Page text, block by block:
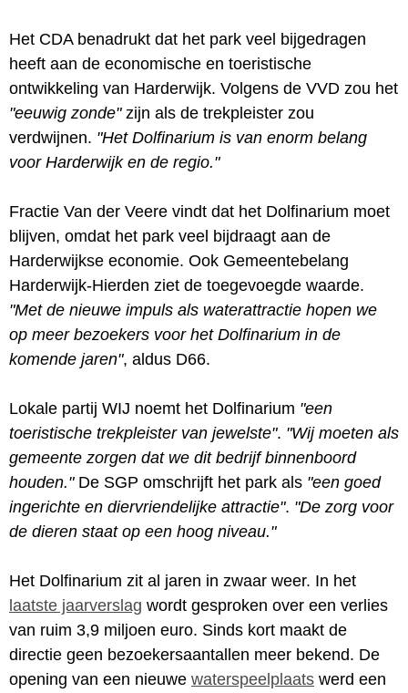
Het CDA benadrukt dat het park veel bijgedragen
heeft aan de economische en toeristische
ontwikkeling van Harderwijk. Volgens de VVD zou het
"eeuwig zonde"zijn als de trekpleister zou
verdwijnen. "Het Dolfinarium is van enorm belang
voor Harderwijk en de regio."
Fractie Van der Veere vindt dat het Dolfinarium moet
blijven, omdat het park veel bijdraagt aan de
Harderwijkse economie. Ook Gemeentebelang
Harderwijk-Hierden ziet de toegevoegde waarde.
"Met de nieuwe impuls als waterattractie hopen we
op meer bezoekers voor het Dolfinarium in de
komende jaren", aldus D66.
Lokale partij WIJ noemt het Dolfinarium "een
toeristische trekpleister van jewelste". "Wij moeten als
gemeente zorgen dat we dit bedrijf binnenboord
houden."De SGP omschrijft het park als "een goed
ingerichte en diervriendelijke attractie". "De zorg voor
de dieren staat op een hoog niveau."
Het Dolfinarium zit al jaren in zwaar weer. In het
laatste jaarverslag wordt gesproken over een verlies
van ruim 3,9 miljoen euro. Sinds kort maakt de
directie geen bezoekersaantallen meer bekend. De
opening van een nieuwe waterspeelplaats werd een